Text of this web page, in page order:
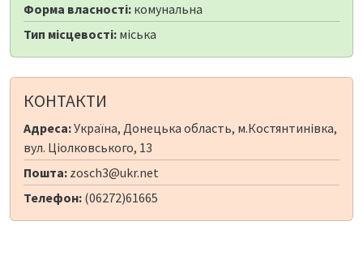
Форма власності: комунальна
Тип місцевості: міська
КОНТАКТИ
Адреса:Україна, Донецька область, м.Костянтинівка,
вул. Ціолковського, 13
Пошта: zosch3@ukr.net
Телефон: (06272)61665